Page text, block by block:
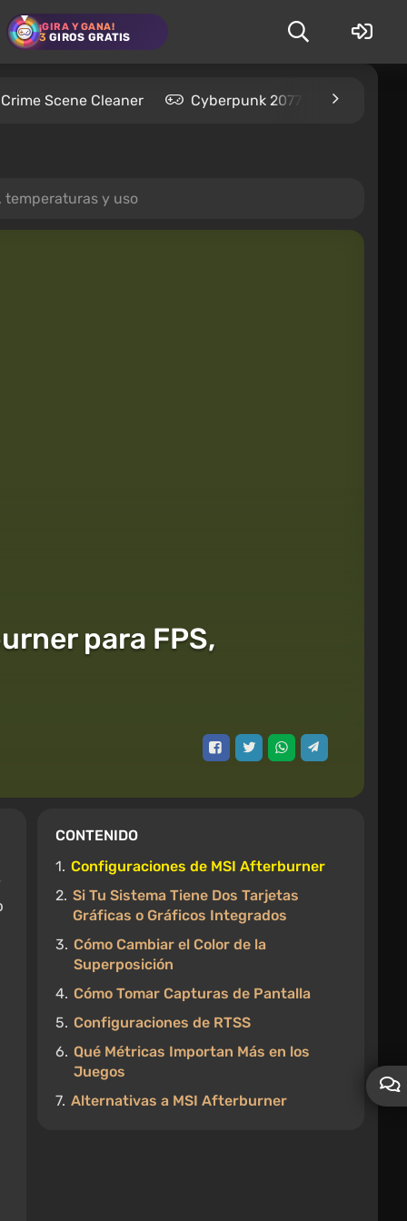
¡GIRA Y GANA!
3 GIROS GRATIS
Crime Scene Cleaner Cyberpunk 2077
temperaturas y uso
para FPS,
CONTENIDO
1. Configuraciones de MSI Afterburner
2. Si Tu Sistema Tiene Dos Tarjetas
Gráficas o Gráficos Integrados
3. Cómo Cambiar el Color de la
Superposición
4. Cómo Tomar Capturas de Pantalla
5. Configuraciones de RTSS
6. Qué Métricas Importan Más en los
Juegos
7. Alternativas a MSI Afterburner